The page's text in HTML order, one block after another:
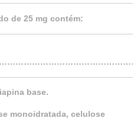
de 25 mg contém:
base.
monoidratada, celulose